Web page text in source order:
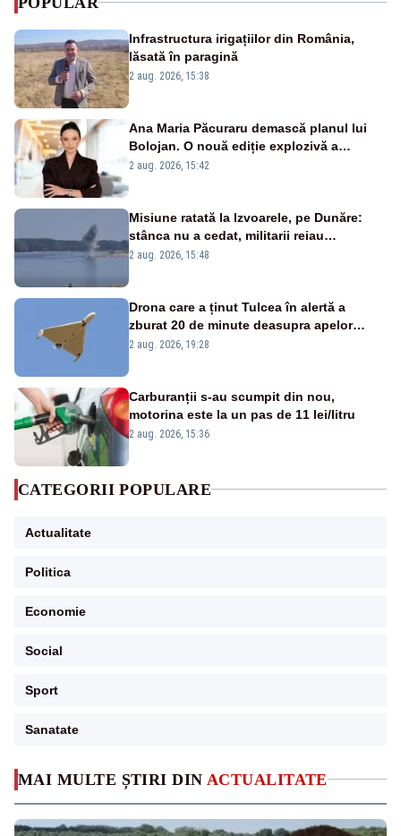
MAI MULTE ȘTIRI DIN ACTUALITATE
Infrastructura irigațiilor din România,
lăsată în paragină
2 aug. 2026, 15:38
Ana Maria Păcuraru demască planul lui
Bolojan. O nouă ediție explozivă a
emisiunii „Miza Zilei” la Realitatea PLUS
2 aug. 2026, 15:42
Misiune ratată la Izvoarele, pe Dunăre:
stânca nu a cedat, militarii reiau
detonările luni – VIDEO
2 aug. 2026, 15:48
Drona care a ținut Tulcea în alertă a
zburat 20 de minute deasupra apelor
României. Au fost ridicate două F-16
2 aug. 2026, 19:28
Carburanții s-au scumpit din nou,
motorina este la un pas de 11 lei/litru
2 aug. 2026, 15:36
CATEGORII POPULARE
Actualitate
Politica
Economie
Social
Sport
Sanatate